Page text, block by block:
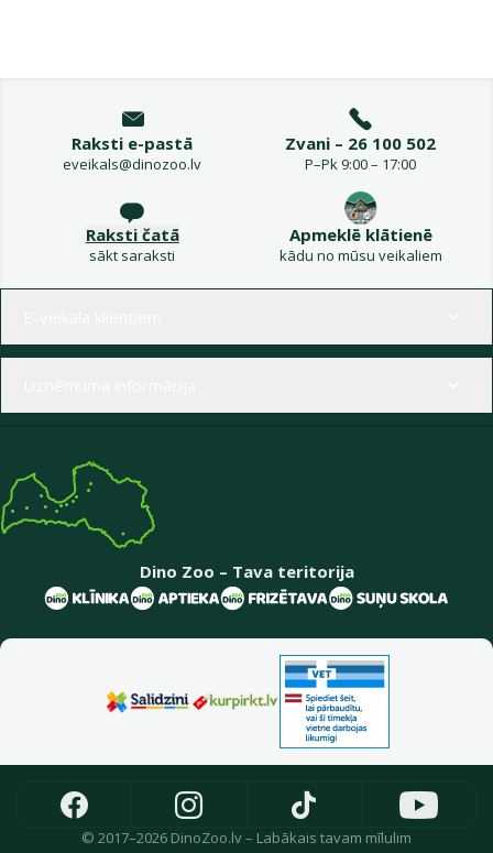
Raksti e-pastā
eveikals@dinozoo.lv
Zvani – 26 100 502
P–Pk 9:00 – 17:00
Raksti čatā
sākt saraksti
Apmeklē klātienē
kādu no mūsu veikaliem
Dino Zoo – Tava teritorija
© 2017–2026 DinoZoo.lv – Labākais tavam mīlulim